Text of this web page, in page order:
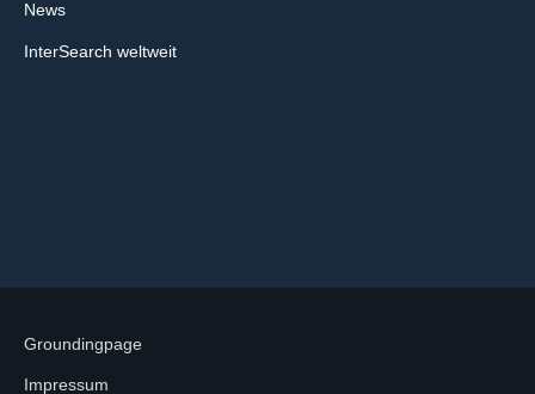
News
InterSearch weltweit
Impressum
Groundingpage